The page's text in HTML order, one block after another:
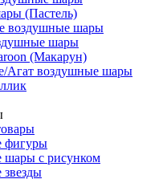
(Пастель)
воздушные шары
шары
(Макарун)
Агат воздушные шары
фигуры
шары с рисунком